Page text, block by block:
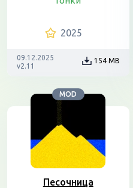
2025
09.12.2025
v2.11
154 MB
MOD
Песочница